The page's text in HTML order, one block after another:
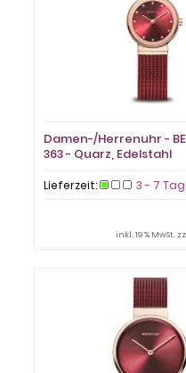
Damen-/Herrenuhr -
363 - Quarz, Edelstahl
Lieferzeit: 3 - 7
inkl. 19 % MwSt.